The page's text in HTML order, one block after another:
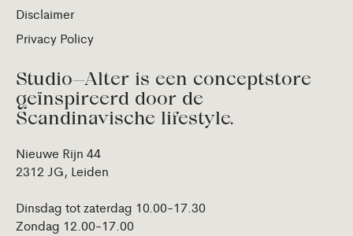
Disclaimer
Privacy Policy
Studio—Alter is een conceptstore
geïnspireerd door de
Scandinavische lifestyle.
Nieuwe Rijn 44
2312 JG, Leiden
Dinsdag tot zaterdag 10.00-17.30
Zondag 12.00-17.00